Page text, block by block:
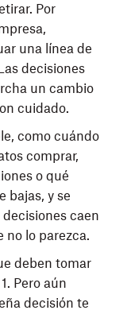
Por
una línea de
decisiones
un cambio
cuidado.
como cuándo
comprar,
o qué
bajas, y se
caen
no lo parezca.
deben tomar
Pero aún
decisión te